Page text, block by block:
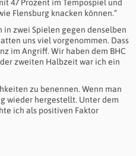
47 Prozent im Tempospiel und
Flensburg knacken können.“
in zwei Spielen gegen denselben
uns viel vorgenommen. Dass
im Angriff. Wir haben dem BHC
zweiten Halbzeit war ich ein
zu benennen. Wenn man
wieder hergestellt. Unter dem
ich als positiven Faktor